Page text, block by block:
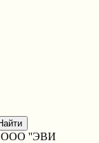
ООО ''ЭВИ